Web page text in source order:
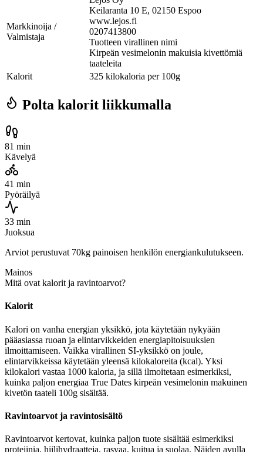
Markkinoija /
Valmistaja
Keilaranta 10 E, 02150 Espoo
www.lejos.fi
0207413800
Tuotteen virallinen nimi
Kirpeän vesimelonin makuisia kivettömiä
taateleita
Kalorit
325 kilokaloria per 100g
Polta kalorit liikkumalla
81 min
Kävelyä
41 min
Pyöräilyä
33 min
Juoksua
Arviot perustuvat 70kg painoisen henkilön energiankulutukseen.
Mainos
Mitä ovat kalorit ja ravintoarvot?
Kalorit
Kalori on vanha energian yksikkö, jota käytetään nykyään
pääasiassa ruoan ja elintarvikkeiden energiapitoisuuksien
ilmoittamiseen. Vaikka virallinen SI-yksikkö on joule,
elintarvikkeissa käytetään yleensä kilokaloreita (kcal). Yksi
kilokalori vastaa 1000 kaloria, ja sillä ilmoitetaan esimerkiksi,
kuinka paljon energiaa True Dates kirpeän vesimelonin makuinen
kivetön taateli 100g sisältää.
Ravintoarvot ja ravintosisältö
Ravintoarvot kertovat, kuinka paljon tuote sisältää esimerkiksi
proteiinia, hiilihydraatteja, rasvaa, kuitua ja suolaa. Näiden avulla